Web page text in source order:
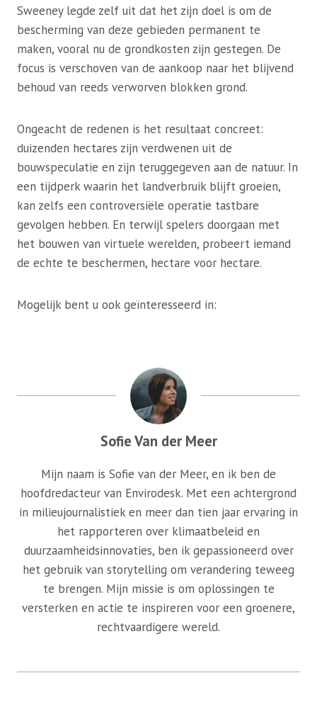
Sweeney legde zelf uit dat het zijn doel is om de
bescherming van deze gebieden permanent te
maken, vooral nu de grondkosten zijn gestegen. De
focus is verschoven van de aankoop naar het blijvend
behoud van reeds verworven blokken grond.
Ongeacht de redenen is het resultaat concreet:
duizenden hectares zijn verdwenen uit de
bouwspeculatie en zijn teruggegeven aan de natuur. In
een tijdperk waarin het landverbruik blijft groeien,
kan zelfs een controversiële operatie tastbare
gevolgen hebben. En terwijl spelers doorgaan met
het bouwen van virtuele werelden, probeert iemand
de echte te beschermen, hectare voor hectare.
Mogelijk bent u ook geïnteresseerd in:
Sofie Van der Meer
Mijn naam is Sofie van der Meer, en ik ben de
hoofdredacteur van Envirodesk. Met een achtergrond
in milieujournalistiek en meer dan tien jaar ervaring in
het rapporteren over klimaatbeleid en
duurzaamheidsinnovaties, ben ik gepassioneerd over
het gebruik van storytelling om verandering teweeg
te brengen. Mijn missie is om oplossingen te
versterken en actie te inspireren voor een groenere,
rechtvaardigere wereld.